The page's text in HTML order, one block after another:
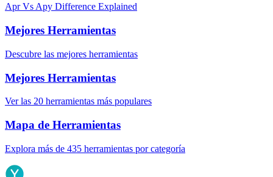
Apr Vs Apy Difference Explained
Mejores Herramientas
Descubre las mejores herramientas
Mejores Herramientas
Ver las 20 herramientas más populares
Mapa de Herramientas
Explora más de 435 herramientas por categoría